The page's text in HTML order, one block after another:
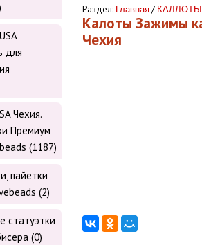
для
Чехия.
Премиум
(1187)
пайетки
(2)
статуэтки
(0)
Раздел: Главная /
Калоты Зажимы
Чехия